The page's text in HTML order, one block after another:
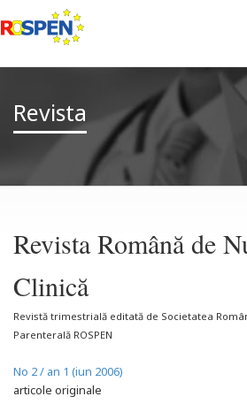
Revista
Revista Română de
Clinică
Revistă trimestrială editată de Societatea
Parenterală ROSPEN
No 2 / an 1 (iun 2006)
articole originale